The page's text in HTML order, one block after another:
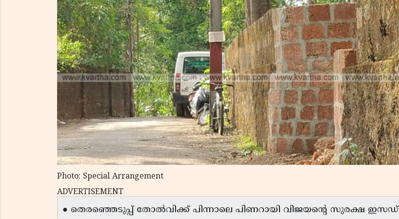
Photo: Special Arrangement
ADVERTISEMENT
● തെരഞ്ഞെടുപ്പ് തോൽവിക്ക് പിന്നാലെ പിണറായി വിജയന്റെ സുരക്ഷ ഇസഡ്